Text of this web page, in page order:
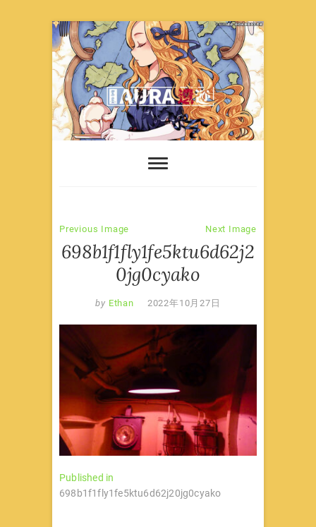
Skip
to
content
Previous Image Next Image
698b1f1fly1fe5ktu6d62j2
0jg0cyako
by Ethan 2022年10月27日
文
章
Published in
698b1f1fly1fe5ktu6d62j20jg0cyako